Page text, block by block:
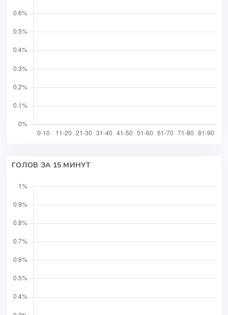
ГОЛОВ ЗА 15 МИНУТ